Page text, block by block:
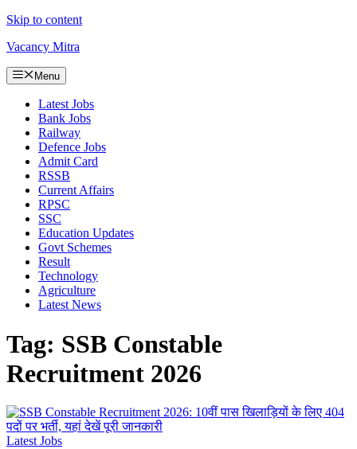
Skip to content
Vacancy Mitra
Menu
Latest Jobs
Bank Jobs
Railway
Defence Jobs
Admit Card
RSSB
Current Affairs
RPSC
SSC
Education Updates
Govt Schemes
Result
Technology
Agriculture
Latest News
Tag: SSB Constable
Recruitment 2026
Latest Jobs